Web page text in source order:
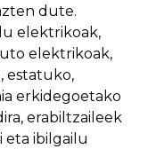
dute.
elektrikoak,
elektrikoak,
estatuko,
erkidegoetako
erabiltzaileek
eta ibilgailu